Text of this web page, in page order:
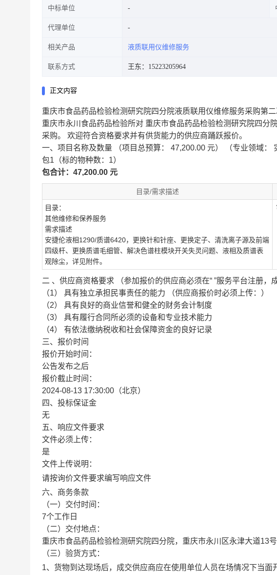
中标单位
代理单位
相关产品 液质联用仪维修服务
联系方式 王东：15223205964
正文内容
重庆市食品药品检验检测研究院四分院液质联用仪维修服务采购第
重庆市永川食品药品检验所对 重庆市食品药品检验检测研究院四分
采购。
欢迎符合资格要求并有供货能力的供应商踊跃报价。
一、项目名称及数量
（项目总预算： 47,200.00 元） （专业领域：
包1（标的物种数：1）
包合计： 47,200.00 元
目录/需求描述
目录：
其他维修和保养服务
需求描述
安捷伦液相1290/质谱6420，更换针和针座、更换定子、清洗离子源及前端
四级杆、更换质谱毛细管、解决色谱柱模块开关失灵问题、液相及质谱表
观除尘，详见附件。
二 、供应商资格要求
（参加报价的供应商必须在“ ”服务平台注册，
（1） 具有独立承担民事责任的能力
（供应商报价时必须上传：）
（2） 具有良好的商业信誉和健全的财务会计制度
（3） 具有履行合同所必须的设备和专业技术能力
（4） 有依法缴纳税收和社会保障资金的良好记录
三、报价时间
报价开始时间：
公告发布之后
报价截止时间：
2024-08-13 17:30:00（北京）
四、投标保证金
无
五、响应文件要求
文件必须上传：
是
文件上传说明：
请按询价文件要求编写响应文件
六、商务条款
（一）交付时间：
7个工作日
（二）交付地点：
重庆市食品药品检验检测研究院四分院，重庆市永川区永津大道13号
（三）验货方式：
1、货物到达现场后，成交供应商应在使用单位人员在场情况下当